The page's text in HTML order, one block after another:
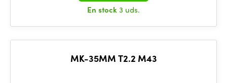
En stock3 uds.
MK-35MM T2.2 M43